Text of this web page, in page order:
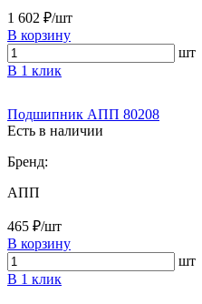
1 602 ₽/шт
В корзину
шт
В 1 клик
Подшипник АПП 80208
Есть в наличии
Бренд:
АПП
465 ₽/шт
В корзину
шт
В 1 клик